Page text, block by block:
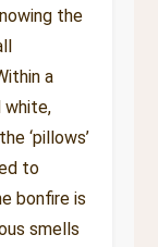
the
a
white,
‘pillows’
to
bonfire is
smells